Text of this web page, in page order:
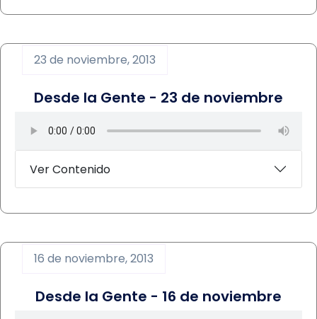
23 de noviembre, 2013
Desde la Gente - 23 de noviembre
Ver Contenido
16 de noviembre, 2013
Desde la Gente - 16 de noviembre